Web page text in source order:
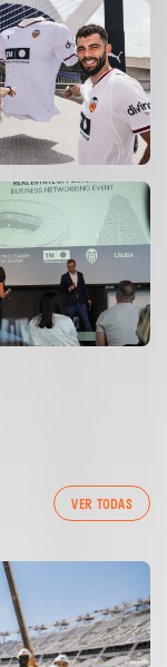
VER TODAS